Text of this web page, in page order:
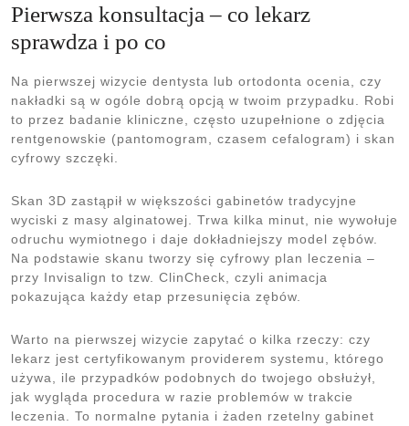
Pierwsza konsultacja – co lekarz
sprawdza i po co
Na pierwszej wizycie dentysta lub ortodonta ocenia, czy
nakładki są w ogóle dobrą opcją w twoim przypadku. Robi
to przez badanie kliniczne, często uzupełnione o zdjęcia
rentgenowskie (pantomogram, czasem cefalogram) i skan
cyfrowy szczęki.
Skan 3D zastąpił w większości gabinetów tradycyjne
wyciski z masy alginatowej. Trwa kilka minut, nie wywołuje
odruchu wymiotnego i daje dokładniejszy model zębów.
Na podstawie skanu tworzy się cyfrowy plan leczenia –
przy Invisalign to tzw. ClinCheck, czyli animacja
pokazująca każdy etap przesunięcia zębów.
Warto na pierwszej wizycie zapytać o kilka rzeczy: czy
lekarz jest certyfikowanym providerem systemu, którego
używa, ile przypadków podobnych do twojego obsłużył,
jak wygląda procedura w razie problemów w trakcie
leczenia. To normalne pytania i żaden rzetelny gabinet